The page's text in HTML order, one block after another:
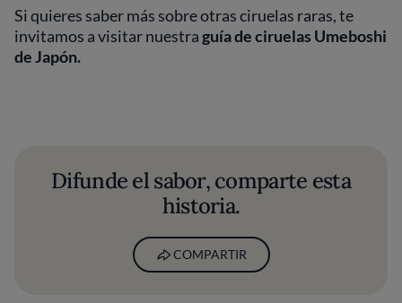
Si quieres saber más sobre otras ciruelas raras, te
invitamos a visitar nuestraguía de ciruelas Umeboshi
de Japón.
Difunde el sabor, comparte esta
historia.
COMPARTIR